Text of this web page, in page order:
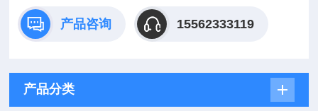
产品咨询 15562333119
产品分类